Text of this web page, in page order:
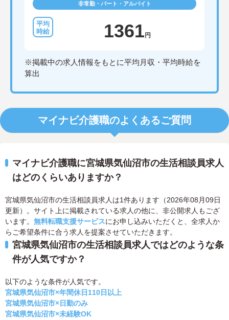
非常勤・パート・アルバイト
1361 円
※掲載中の求人情報をもとに平均月収・平均時給を
算出
マイナビ介護職のよくあるご質問
マイナビ介護職に宮城県気仙沼市の生活相談員求人
はどのくらいありますか？
宮城県気仙沼市の生活相談員求人は1件あります（2026年08月09日
更新）。サイト上に掲載されている求人の他に、非公開求人もござ
います。 無料転職支援サービスにお申し込みいただくと、全求人か
らご希望条件に合う求人を提案させていただきます。
宮城県気仙沼市の生活相談員求人ではどのような条
件が人気ですか？
以下のような条件が人気です。
宮城県気仙沼市×年間休日110日以上
宮城県気仙沼市×日勤のみ
宮城県気仙沼市×未経験OK